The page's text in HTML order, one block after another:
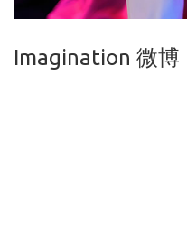
Imagination 微博